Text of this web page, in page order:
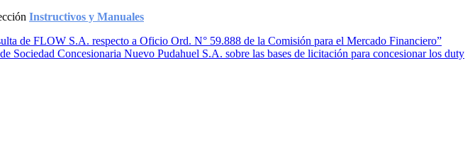
Instructivos y Manuales
de FLOW S.A. respecto a Oficio Ord. N° 59.888 de la Comisión para el Mercado Financiero”
Concesionaria Nuevo Pudahuel S.A. sobre las bases de licitación para concesionar los duty